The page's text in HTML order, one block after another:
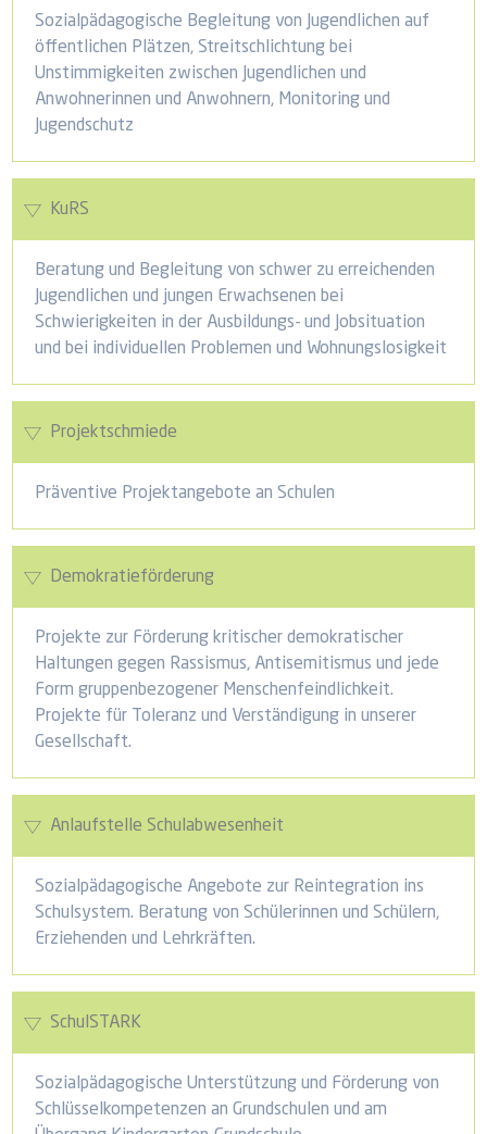
Sozialpädagogische Begleitung von Jugendlichen auf
öffentlichen Plätzen, Streitschlichtung bei
Unstimmigkeiten zwischen Jugendlichen und
Anwohnerinnen und Anwohnern, Monitoring und
Jugendschutz
KuRS
Beratung und Begleitung von schwer zu erreichenden
Jugendlichen und jungen Erwachsenen bei
Schwierigkeiten in der Ausbildungs- und Jobsituation
und bei individuellen Problemen und Wohnungslosigkeit
Projektschmiede
Präventive Projektangebote an Schulen
Demokratieförderung
Projekte zur Förderung kritischer demokratischer
Haltungen gegen Rassismus, Antisemitismus und jede
Form gruppenbezogener Menschenfeindlichkeit.
Projekte für Toleranz und Verständigung in unserer
Gesellschaft.
Anlaufstelle Schulabwesenheit
Sozialpädagogische Angebote zur Reintegration ins
Schulsystem. Beratung von Schülerinnen und Schülern,
Erziehenden und Lehrkräften.
SchulSTARK
Sozialpädagogische Unterstützung und Förderung von
Schlüsselkompetenzen an Grundschulen und am